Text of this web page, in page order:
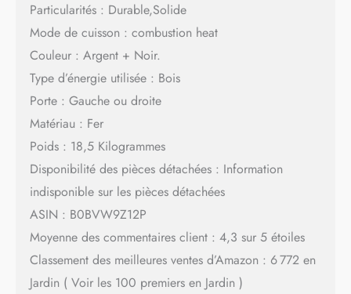
Particularités : Durable,Solide
Mode de cuisson : combustion heat
Couleur : Argent + Noir.
Type d’énergie utilisée : Bois
Porte : Gauche ou droite
Matériau : Fer
Poids : 18,5 Kilogrammes
Disponibilité des pièces détachées : Information
indisponible sur les pièces détachées
ASIN : B0BVW9Z12P
Moyenne des commentaires client : 4,3 sur 5 étoiles
Classement des meilleures ventes d’Amazon : 6 772 en
Jardin ( Voir les 100 premiers en Jardin )